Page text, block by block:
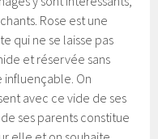
Rose est une
qui ne se laisse pas
et réservée sans
influençable. On
avec ce vide de ses
ses parents constitue